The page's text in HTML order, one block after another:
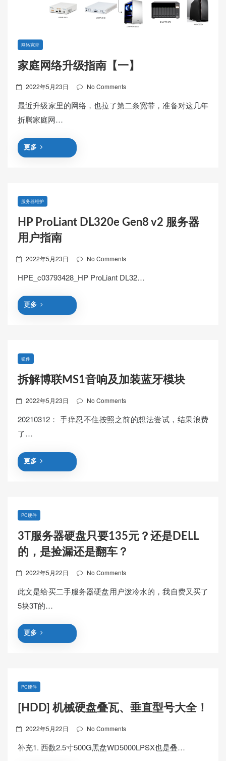
网络宽带
家庭网络升级指南【一】
Posted
2022年5月23日 No Comments
最近升级家里的网络，也拉了第二条宽带，准备对这几年
折腾家庭网…
更多
服务器维护
HP ProLiant DL320e Gen8 v2 服务器
用户指南
Posted
2022年5月23日 No Comments
HPE_c03793428_HP ProLiant DL32…
更多
硬件
拆解博联MS1音响及加装蓝牙模块
Posted
2022年5月23日 No Comments
20210312： 手痒忍不住按照之前的想法尝试，结果浪费
了…
更多
PC硬件
3T服务器硬盘只要135元？还是DELL
的，是捡漏还是翻车？
Posted
2022年5月22日 No Comments
此文是给买二手服务器硬盘用户泼冷水的，我自费又买了
5块3T的…
更多
PC硬件
[HDD] 机械硬盘叠瓦、垂直型号大全！
Posted
2022年5月22日 No Comments
补充1. 西数2.5寸500G黑盘WD5000LPSX也是叠…